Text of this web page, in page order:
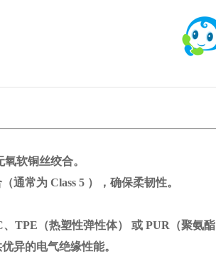
铜丝绞合。
为 Class 5 ），确保柔韧性。
（热塑性弹性体） 或 PUR（聚氨酯
电气绝缘性能。